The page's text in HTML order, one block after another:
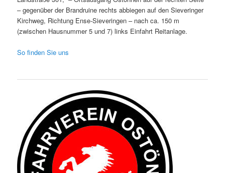
– gegenüber der Brandruine rechts abbiegen auf den Sieveringer
Kirchweg, Richtung Ense-Sieveringen – nach ca. 150 m
(zwischen Hausnummer 5 und 7) links Einfahrt Reitanlage.
So finden Sie uns